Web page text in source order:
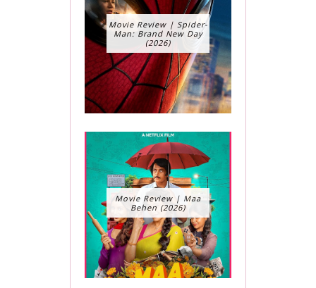
Movie Review | Spider-
Man: Brand New Day
(2026)
Movie Review | Maa
Behen (2026)